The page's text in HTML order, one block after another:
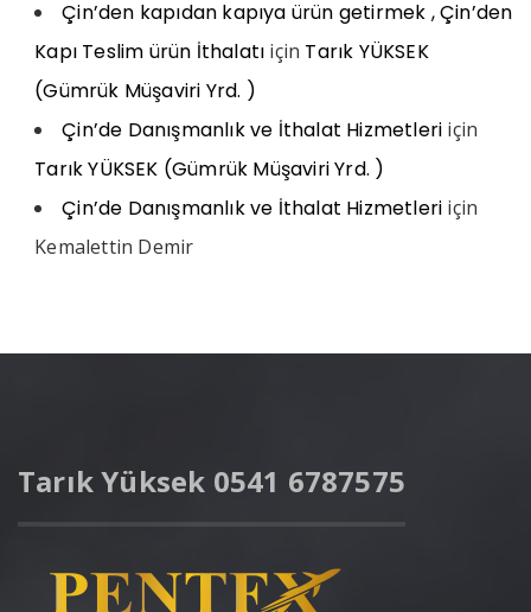
Çin’den kapıdan kapıya ürün getirmek , Çin’den
Kapı Teslim ürün İthalatı için Tarık YÜKSEK
(Gümrük Müşaviri Yrd. )
Çin’de Danışmanlık ve İthalat Hizmetleri için
Tarık YÜKSEK (Gümrük Müşaviri Yrd. )
Çin’de Danışmanlık ve İthalat Hizmetleri için
Kemalettin Demir
Tarık Yüksek 0541 6787575